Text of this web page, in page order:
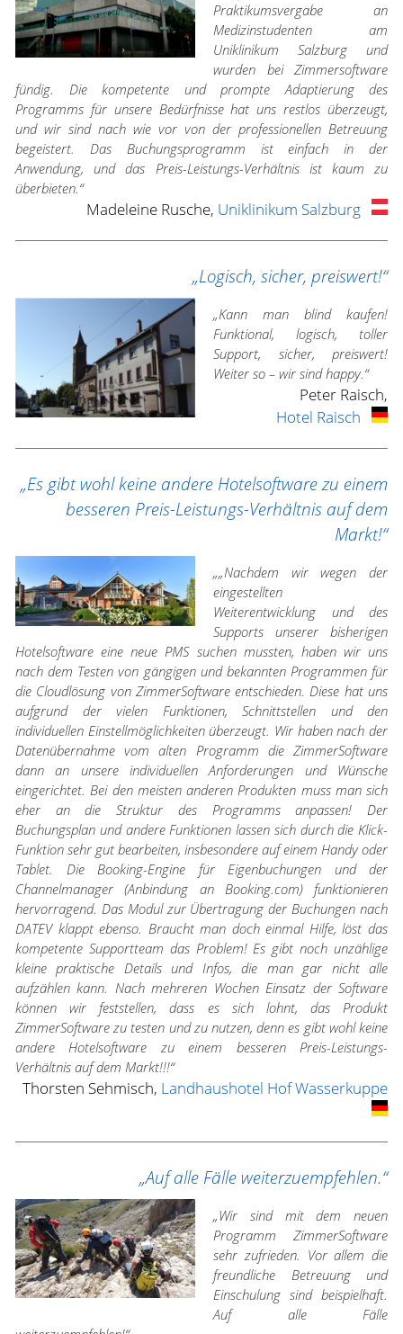
Praktikumsvergabe an
Medizinstudenten am
Uniklinikum Salzburg und
wurden bei Zimmersoftware
fündig. Die kompetente und prompte Adaptierung des
Programms für unsere Bedürfnisse hat uns restlos überzeugt,
und wir sind nach wie vor von der professionellen Betreuung
begeistert. Das Buchungsprogramm ist einfach in der
Anwendung, und das Preis-Leistungs-Verhältnis ist kaum zu
überbieten.“
Madeleine Rusche, Uniklinikum Salzburg
„Logisch, sicher, preiswert!“
„Kann man blind kaufen!
Funktional, logisch, toller
Support, sicher, preiswert!
Weiter so – wir sind happy.“
Peter Raisch,
Hotel Raisch
„Es gibt wohl keine andere Hotelsoftware zu einem
besseren Preis-Leistungs-Verhältnis auf dem
Markt!“
„„Nachdem wir wegen der
eingestellten
Weiterentwicklung und des
Supports unserer bisherigen
Hotelsoftware eine neue PMS suchen mussten, haben wir uns
nach dem Testen von gängigen und bekannten Programmen für
die Cloudlösung von ZimmerSoftware entschieden. Diese hat uns
aufgrund der vielen Funktionen, Schnittstellen und den
individuellen Einstellmöglichkeiten überzeugt. Wir haben nach der
Datenübernahme vom alten Programm die ZimmerSoftware
dann an unsere individuellen Anforderungen und Wünsche
eingerichtet. Bei den meisten anderen Produkten muss man sich
eher an die Struktur des Programms anpassen! Der
Buchungsplan und andere Funktionen lassen sich durch die Klick-
Funktion sehr gut bearbeiten, insbesondere auf einem Handy oder
Tablet. Die Booking-Engine für Eigenbuchungen und der
Channelmanager (Anbindung an Booking.com) funktionieren
hervorragend. Das Modul zur Übertragung der Buchungen nach
DATEV klappt ebenso. Braucht man doch einmal Hilfe, löst das
kompetente Supportteam das Problem! Es gibt noch unzählige
kleine praktische Details und Infos, die man gar nicht alle
aufzählen kann. Nach mehreren Wochen Einsatz der Software
können wir feststellen, dass es sich lohnt, das Produkt
ZimmerSoftware zu testen und zu nutzen, denn es gibt wohl keine
andere Hotelsoftware zu einem besseren Preis-Leistungs-
Verhältnis auf dem Markt!!!“
Thorsten Sehmisch, Landhaushotel Hof Wasserkuppe
„Auf alle Fälle weiterzuempfehlen.“
„Wir sind mit dem neuen
Programm ZimmerSoftware
sehr zufrieden. Vor allem die
freundliche Betreuung und
Einschulung sind beispielhaft.
Auf alle Fälle